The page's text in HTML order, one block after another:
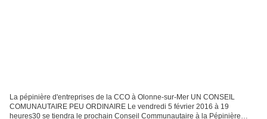
La pépinière d'entreprises de la CCO à Olonne-sur-Mer UN CONSEIL
COMUNAUTAIRE PEU ORDINAIRE Le vendredi 5 février 2016 à 19
heures30 se tiendra le prochain Conseil Communautaire à la Pépinière